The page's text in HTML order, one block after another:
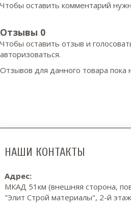
Чтобы оставить комментарий
Отзывы 0
Чтобы оcтавить отзыв и
авторизоваться.
Отзывов для данного товара пока
НАШИ КОНТАКТЫ
Адрес:
МКАД 51км (внешняя сторона,
"Элит Строй материалы", 2-й